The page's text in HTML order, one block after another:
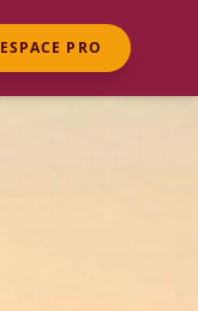
ESPACE PRO